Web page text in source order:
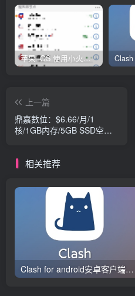
苹果 iOS 使用小火箭(shadowrocket)新手教程
上一篇
鼎嘉數位：$6.66/月/1
核/1GB内存/5GB SSD空
相关推荐
Clash for android安卓客户端保姆级新手使用教程